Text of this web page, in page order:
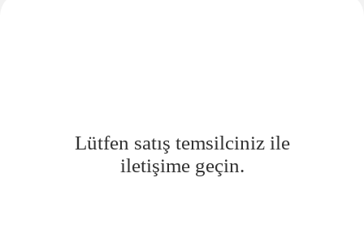
Lütfen satış temsilciniz ile
iletişime geçin.